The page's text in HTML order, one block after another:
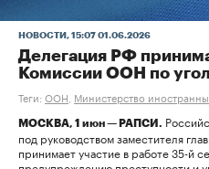
НОВОСТИ , 15:07 01.06.2026
Делегация РФ
Комиссии ООН по
Теги: ООН Министерство
МОСКВА, 1 июн — РАПСИ.
под руководством заместителя
принимает участие в работе 35-й